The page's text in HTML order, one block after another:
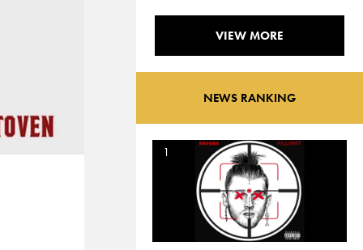
VIEW MORE
NEWS RANKING